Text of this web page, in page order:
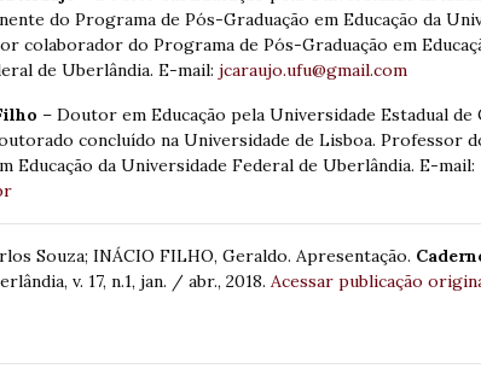
do Programa de Pós-Graduação em Educação da
colaborador do Programa de Pós-Graduação em
de Uberlândia. E-mail: jcaraujo.ufu@gmail.com
– Doutor em Educação pela Universidade Estadual de
concluído na Universidade de Lisboa. Professor
Educação da Universidade Federal de Uberlândia. E-mail:
Souza; INÁCIO FILHO, Geraldo. Apresentação.
v. 17, n.1, jan. / abr., 2018. Acessar publicação